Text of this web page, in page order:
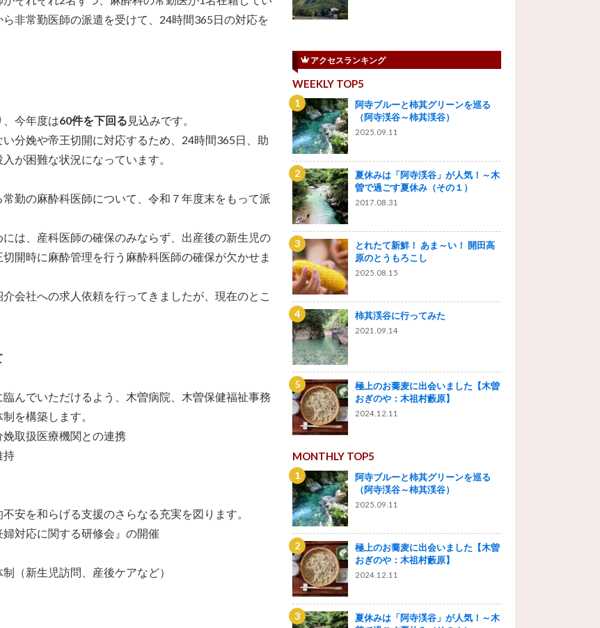
非常勤医師の派遣を受けて、24時間365日の対応を
今年度は60件を下回る 見込みです。
分娩や帝王切開に対応するため、24時間365日、助
が困難な状況になっています。
勤の麻酔科医師について、令和７年度末をもって派
は、産科医師の確保のみならず、出産後の新生児の
開時に麻酔管理を行う麻酔科医師の確保が欠かせま
会社への求人依頼を行ってきましたが、現在のとこ
んでいただけるよう、木曽病院、木曽保健福祉事務
を構築します。
娩取扱医療機関との連携
持
安を和らげる支援のさらなる充実を図ります。
対応に関する研修会』の開催
（新生児訪問、産後ケアなど）
アクセスランキング
WEEKLY TOP5
阿寺ブルーと柿其グリーンを巡る
（阿寺渓谷～柿其渓谷）
2025.09.11
夏休みは「阿寺渓谷」が人気！～木
曽で過ごす夏休み（その１）
2017.08.31
とれたて新鮮！ あま～い！ 開田高
原のとうもろこし
2025.08.15
柿其渓谷に行ってみた
2021.09.14
極上のお蕎麦に出会いました【木曽
おぎのや：木祖村藪原】
2024.12.11
MONTHLY TOP5
阿寺ブルーと柿其グリーンを巡る
（阿寺渓谷～柿其渓谷）
2025.09.11
極上のお蕎麦に出会いました【木曽
おぎのや：木祖村藪原】
2024.12.11
夏休みは「阿寺渓谷」が人気！～木